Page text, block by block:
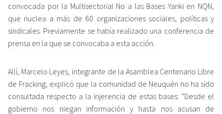
convocada por la Multisectorial No a las Bases Yanki en NQN,
que nuclea a más de 60 organizaciones sociales, políticas y
sindicales. Previamente se había realizado una conferencia de
prensa en la que se convocaba a esta acción.
Allí, Marcelo Leyes, integrante de la Asamblea Centenario Libre
de Fracking, explicó que la comunidad de Neuquén no ha sido
consultada respecto a la injerencia de estas bases: “Desde el
gobierno nos niegan información y hasta nos acusan de